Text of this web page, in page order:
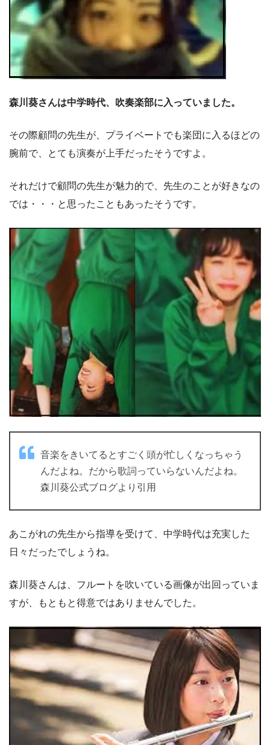
森川葵さんは中学時代、吹奏楽部に入っていました。
その際顧問の先生が、プライベートでも楽団に入るほどの
腕前で、とても演奏が上手だったそうですよ。
それだけで顧問の先生が魅力的で、先生のことが好きなの
では・・・と思ったこともあったそうです。
音楽をきいてるとすごく頭が忙しくなっちゃう
んだよね。だから歌詞っていらないんだよね。
森川葵公式ブログより引用
あこがれの先生から指導を受けて、中学時代は充実した
日々だったでしょうね。
森川葵さんは、フルートを吹いている画像が出回っていま
すが、もともと得意ではありませんでした。